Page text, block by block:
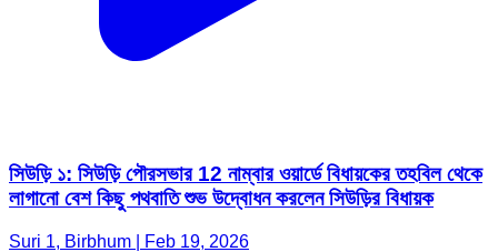
সিউড়ি ১: সিউড়ি পৌরসভার 12 নাম্বার ওয়ার্ডে বিধায়কের তহবিল থেকে
লাগানো বেশ কিছু পথবাতি শুভ উদ্বোধন করলেন সিউড়ির বিধায়ক
Suri 1, Birbhum | Feb 19, 2026